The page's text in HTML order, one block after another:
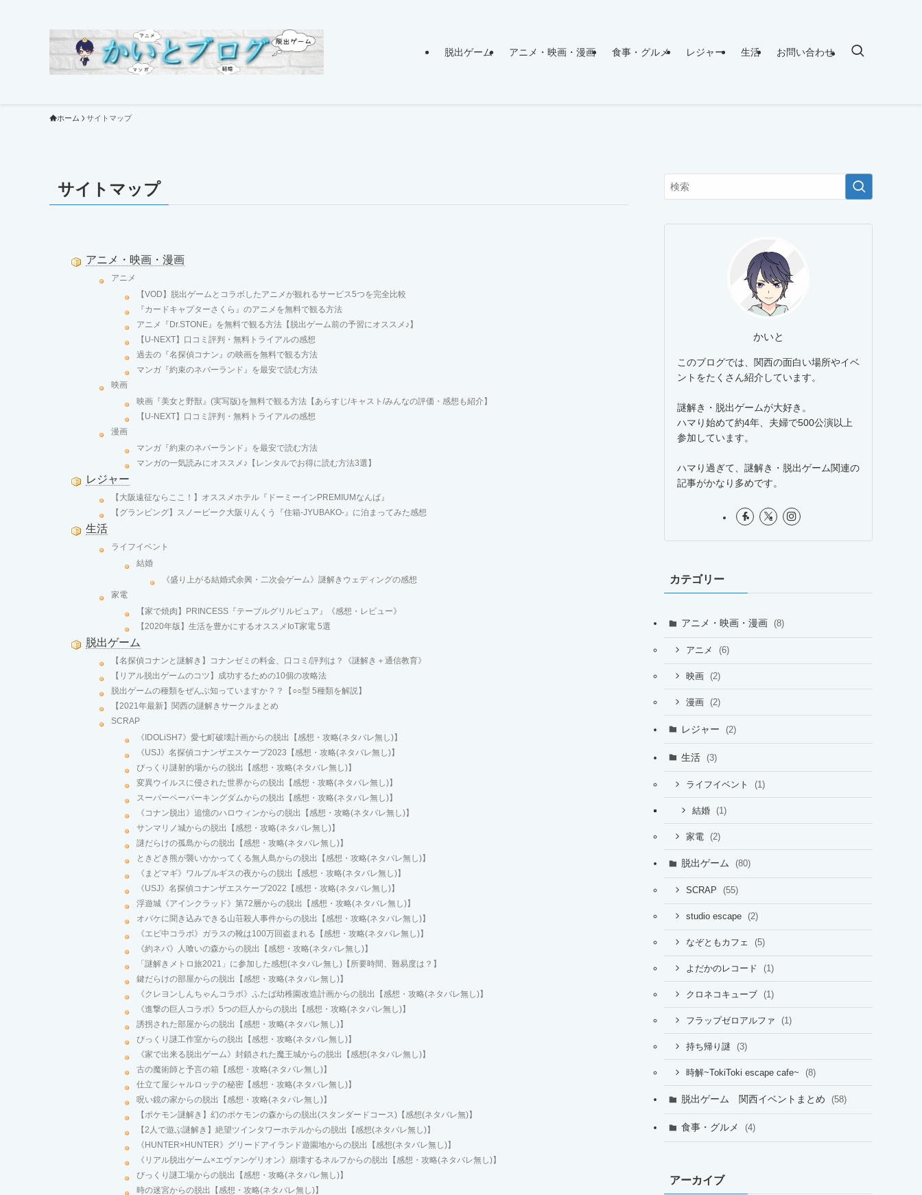
脱出ゲーム アニメ・映画・漫画 食事・グルメ レジャー 生活 お問い合わせ
ホーム サイトマップ
サイトマップ
アニメ・映画・漫画
アニメ
【VOD】脱出ゲームとコラボしたアニメが観れるサービス5つを完全比較
『カードキャプターさくら』のアニメを無料で観る方法
アニメ『Dr.STONE』を無料で観る方法【脱出ゲーム前の予習にオススメ♪】
【U-NEXT】口コミ評判・無料トライアルの感想
過去の『名探偵コナン』の映画を無料で観る方法
マンガ『約束のネバーランド』を最安で読む方法
映画
映画『美女と野獣』(実写版)を無料で観る方法【あらすじ/キャスト/みんなの評価・感想も紹介】
【U-NEXT】口コミ評判・無料トライアルの感想
漫画
マンガ『約束のネバーランド』を最安で読む方法
マンガの一気読みにオススメ♪【レンタルでお得に読む方法3選】
レジャー
【大阪遠征ならここ！】オススメホテル『ドーミーインPREMIUMなんば』
【グランピング】スノーピーク大阪りんくう『住箱-JYUBAKO-』に泊まってみた感想
生活
ライフイベント
結婚
《盛り上がる結婚式余興・二次会ゲーム》謎解きウェディングの感想
家電
【家で焼肉】PRINCESS『テーブルグリルピュア』《感想・レビュー》
【2020年版】生活を豊かにするオススメIoT家電 5選
脱出ゲーム
【名探偵コナンと謎解き】コナンゼミの料金、口コミ/評判は？《謎解き＋通信教育》
【リアル脱出ゲームのコツ】成功するための10個の攻略法
脱出ゲームの種類をぜんぶ知っていますか？？【○○型 5種類を解説】
【2021年最新】関西の謎解きサークルまとめ
SCRAP
《IDOLiSH7》愛七町破壊計画からの脱出【感想・攻略(ネタバレ無し)】
《USJ》名探偵コナンザエスケープ2023【感想・攻略(ネタバレ無し)】
びっくり謎射的場からの脱出【感想・攻略(ネタバレ無し)】
変異ウイルスに侵された世界からの脱出【感想・攻略(ネタバレ無し)】
スーパーペーパーキングダムからの脱出【感想・攻略(ネタバレ無し)】
《コナン脱出》追憶のハロウィンからの脱出【感想・攻略(ネタバレ無し)】
サンマリノ城からの脱出【感想・攻略(ネタバレ無し)】
謎だらけの孤島からの脱出【感想・攻略(ネタバレ無し)】
ときどき熊が襲いかかってくる無人島からの脱出【感想・攻略(ネタバレ無し)】
《まどマギ》ワルプルギスの夜からの脱出【感想・攻略(ネタバレ無し)】
《USJ》名探偵コナンザエスケープ2022【感想・攻略(ネタバレ無し)】
浮遊城《アインクラッド》第72層からの脱出【感想・攻略(ネタバレ無し)】
オバケに聞き込みできる山荘殺人事件からの脱出【感想・攻略(ネタバレ無し)】
《エビ中コラボ》ガラスの靴は100万回盗まれる【感想・攻略(ネタバレ無し)】
《約ネバ》人喰いの森からの脱出【感想・攻略(ネタバレ無し)】
「謎解きメトロ旅2021」に参加した感想(ネタバレ無し)【所要時間、難易度は？】
鍵だらけの部屋からの脱出【感想・攻略(ネタバレ無し)】
《クレヨンしんちゃんコラボ》ふたば幼稚園改造計画からの脱出【感想・攻略(ネタバレ無し)】
《進撃の巨人コラボ》5つの巨人からの脱出【感想・攻略(ネタバレ無し)】
誘拐された部屋からの脱出【感想・攻略(ネタバレ無し)】
びっくり謎工作室からの脱出【感想・攻略(ネタバレ無し)】
《家で出来る脱出ゲーム》封鎖された魔王城からの脱出【感想(ネタバレ無し)】
古の魔術師と予言の箱【感想・攻略(ネタバレ無し)】
仕立て屋シャルロッテの秘密【感想・攻略(ネタバレ無し)】
呪い鏡の家からの脱出【感想・攻略(ネタバレ無し)】
【ポケモン謎解き】幻のポケモンの森からの脱出(スタンダードコース)【感想(ネタバレ無)】
【2人で遊ぶ謎解き】絶望ツインタワーホテルからの脱出【感想(ネタバレ無し)】
《HUNTER×HUNTER》グリードアイランド遊園地からの脱出【感想(ネタバレ無し)】
《リアル脱出ゲーム×エヴァンゲリオン》崩壊するネルフからの脱出【感想・攻略(ネタバレ無し)】
びっくり謎工場からの脱出【感想・攻略(ネタバレ無し)】
時の迷宮からの脱出【感想・攻略(ネタバレ無し)】
かいと
このブログでは、関西の面白い場所やイベ
ントをたくさん紹介しています。
謎解き・脱出ゲームが大好き。
ハマり始めて約4年、夫婦で500公演以上
参加しています。
ハマり過ぎて、謎解き・脱出ゲーム関連の
記事がかなり多めです。
カテゴリー
アニメ・映画・漫画 (8)
アニメ (6)
映画 (2)
漫画 (2)
レジャー (2)
生活 (3)
ライフイベント (1)
結婚 (1)
家電 (2)
脱出ゲーム (80)
SCRAP (55)
studio escape (2)
なぞともカフェ (5)
よだかのレコード (1)
クロネコキューブ (1)
フラップゼロアルファ (1)
持ち帰り謎 (3)
時解~TokiToki escape cafe~ (8)
脱出ゲーム 関西イベントまとめ (58)
食事・グルメ (4)
アーカイブ